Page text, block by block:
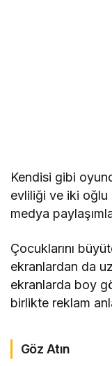
Kendisi gibi
evliliği ve iki oğlu
medya
Çocuklarını
ekranlardan da
ekranlarda boy
birlikte reklam
Göz Atın